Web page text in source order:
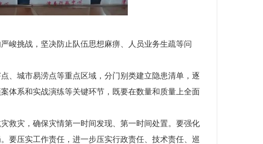
峻挑战，坚决防止队伍思想麻痹、人员业务生疏等问
、城市易涝点等重点区域，分门别类建立隐患清单，逐
体系和实战演练等关键环节，既要在数量和质量上全面
救灾，确保灾情第一时间发现、第一时间处置。要强化
要压实工作责任，进一步压实行政责任、技术责任、巡